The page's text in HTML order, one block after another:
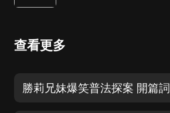
查看更多
勝莉兄妹爆笑普法探案 開篇詞